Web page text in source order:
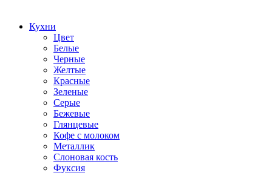
Кухни
Цвет
Белые
Черные
Желтые
Красные
Зеленые
Серые
Бежевые
Глянцевые
Кофе с молоком
Металлик
Слоновая кость
Фуксия